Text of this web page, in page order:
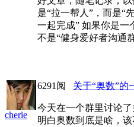
是“拉一帮人”，而是“
一起完成” 如果你是一
不是“健身爱好者沟通
cherie
6291阅 关于“奥数”的
今天在一个群里讨论
明白奥数到底是啥，